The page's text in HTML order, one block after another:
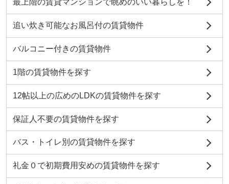
最上階の賃貸マンションで眺めのいい暮らしを！
追い炊き可能なお風呂付の賃貸物件
バルコニー付きの賃貸物件
1階の賃貸物件を探す
12帖以上の広めのLDKの賃貸物件を探す
保証人不要の賃貸物件を探す
バス・トイレ別の賃貸物件を探す
礼金０で初期費用安めの賃貸物件を探す